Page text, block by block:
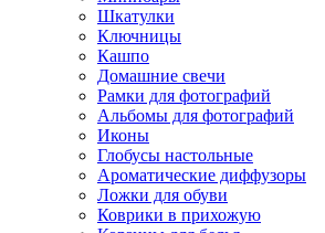
Шкатулки
Ключницы
Кашпо
Домашние свечи
Рамки для фотографий
Альбомы для фотографий
Иконы
Глобусы настольные
Ароматические диффузоры
Ложки для обуви
Коврики в прихожую